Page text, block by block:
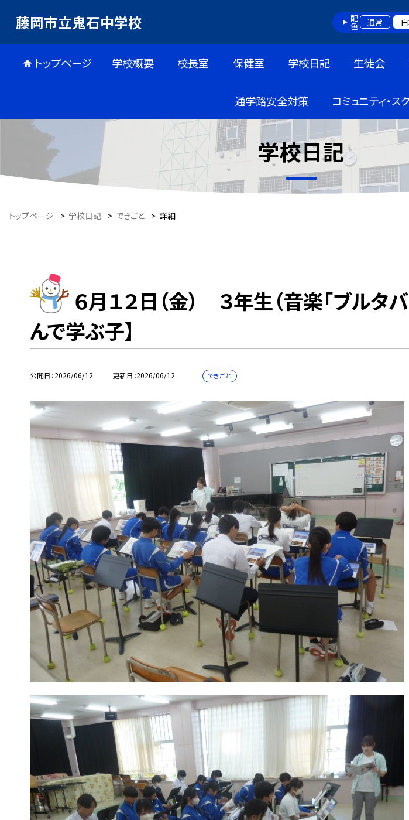
藤岡市立鬼石中学校 配色 通常
トップページ 学校概要 校長室 保健室 学校日記 生徒会
通学路安全対策 コミュニティ・ス
学校日記
トップページ > 学校日記 > できごと > 詳細
６月１２日（金） ３年生（音楽「ブルタバ
んで学ぶ子】
公開日 2026/06/12 更新日 2026/06/12 できごと